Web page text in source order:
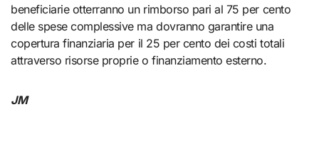
beneficiarie otterranno un rimborso pari al 75 per cento
delle spese complessive ma dovranno garantire una
copertura finanziaria per il 25 per cento dei costi totali
attraverso risorse proprie o finanziamento esterno.
JM